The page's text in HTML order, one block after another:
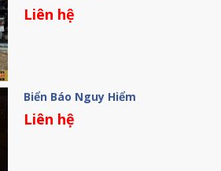
Liên hệ
Biển Báo Nguy Hiểm
Liên hệ